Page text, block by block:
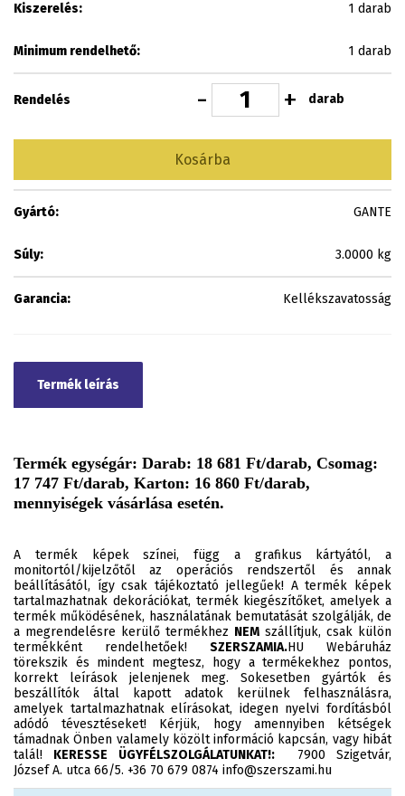
Kiszerelés: 1 darab
Minimum rendelhető: 1 darab
Rendelés - + darab
Kosárba
Gyártó: GANTE
Súly: 3.0000 kg
Garancia: Kellékszavatosság
Termék leírás
Termék egységár: Darab: 18 681 Ft/darab, Csomag:
17 747 Ft/darab, Karton: 16 860 Ft/darab,
mennyiségek vásárlása esetén.
A termék képek színei, függ a grafikus kártyától, a
monitortól/kijelzőtől az operációs rendszertől és annak
beállításától, így csak tájékoztató jellegűek! A termék képek
tartalmazhatnak dekorációkat, termék kiegészítőket, amelyek a
termék működésének, használatának bemutatását szolgálják, de
a megrendelésre kerülő termékhez NEM szállítjuk, csak külön
termékként rendelhetőek! SZERSZAMIA.HU Webáruház
törekszik és mindent megtesz, hogy a termékekhez pontos,
korrekt leírások jelenjenek meg. Sokesetben gyártók és
beszállítók által kapott adatok kerülnek felhasználásra,
amelyek tartalmazhatnak elírásokat, idegen nyelvi fordításból
adódó tévesztéseket! Kérjük, hogy amennyiben kétségek
támadnak Önben valamely közölt információ kapcsán, vagy hibát
talál! KERESSE ÜGYFÉLSZOLGÁLATUNKAT!:7900 Szigetvár,
József A. utca 66/5. +36 70 679 0874 info@szerszami.hu